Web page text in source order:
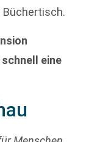
Büchertisch.
eine